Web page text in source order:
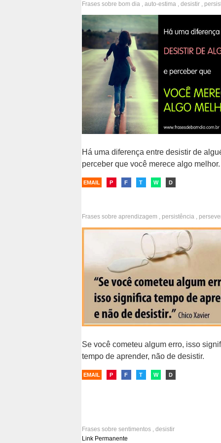
Frases sobre bom dia, auto-estima, desistir,
escolhas
Há uma diferença entre desistir de
perceber que você merece algo melhor.
EMAIL P F T W D
Frases sobre aprendizagem , persistência,
Se você cometeu algum erro, isso
tempo de aprender, não de desistir.
EMAIL P F T W D
Frases sobre sentimentos, desistir
Link Permanente